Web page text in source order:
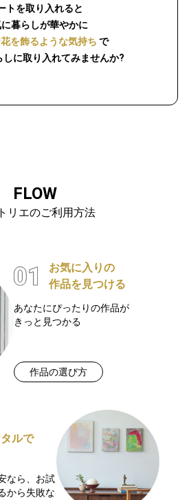
トを取り入れると
暮らしが華やかに
を飾るような気持ち で
しに取り入れてみませんか?
FLOW
リエのご利用方法
お気に入りの
作品を見つける
あなたにぴったりの作品が
きっと見つかる
作品の選び方
ルで
なら、お試
から失敗な